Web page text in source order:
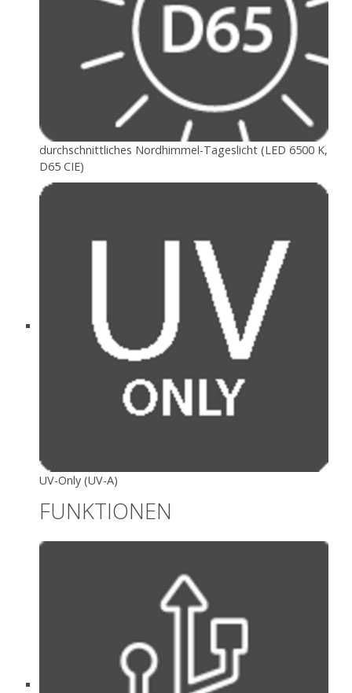
durchschnittliches Nordhimmel-Tageslicht (LED 6500 K,
D65 CIE)
UV-Only (UV-A)
FUNKTIONEN